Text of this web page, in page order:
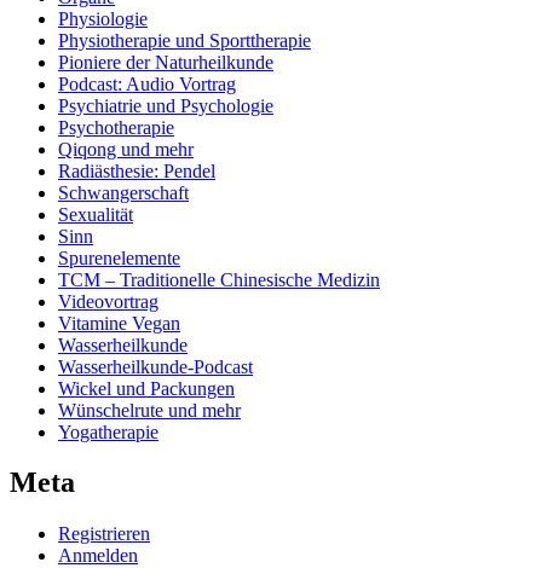
Physiologie
Physiotherapie und Sporttherapie
Pioniere der Naturheilkunde
Podcast: Audio Vortrag
Psychiatrie und Psychologie
Psychotherapie
Qiqong und mehr
Radiästhesie: Pendel
Schwangerschaft
Sexualität
Sinn
Spurenelemente
TCM – Traditionelle Chinesische Medizin
Videovortrag
Vitamine Vegan
Wasserheilkunde
Wasserheilkunde-Podcast
Wickel und Packungen
Wünschelrute und mehr
Yogatherapie
Meta
Registrieren
Anmelden